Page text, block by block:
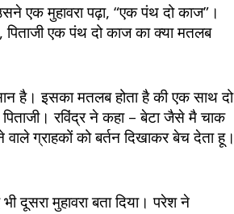
एक मुहावरा पढ़ा, “एक पंथ दो काज”।
एक पंथ दो काज का क्या मतलब
है। इसका मतलब होता है की एक साथ दो
रविंद्र ने कहा – बेटा जैसे मै चाक
ग्राहकों को बर्तन दिखाकर बेच देता हू।
दूसरा मुहावरा बता दिया। परेश ने